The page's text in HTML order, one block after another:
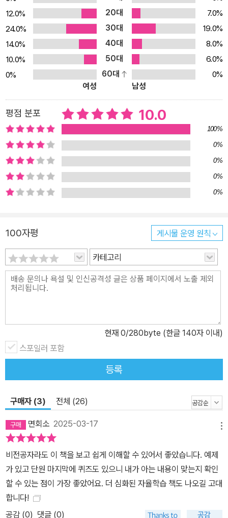
로 정리하고 싶은 분 - 개념보다는 실습 중심으로 배우는 게 좋은 분
[추천평] 무엇보다 군더더기 없이 간결하게 설명한 것이 가장 큰 장점
입니다. 프로그램 설치 과정도 복잡하지 않게 단계별로 친절하게 안
내하고, 단순히 이론만 나열하는 것이 아니라 직접 데이터베이스를
만들고 활용할 수 있도록 이론과 실습을 균형 있게 제공합니다. _이선
L을 배웠는데 따라가기 쉽고 이해도 잘 돼 기초를 다지기 정말 좋았
습니다. SQL로 데이터베이스를 다루는 경험을 하면서 SQL의 작동
방식을 자연스럽게 이해하게 됐습니다. _김세윤 처음엔 데이터베이
스 개념이 생소해 제대로 이해하고 있는 게 맞는지 확신이 안 섰는데
중반쯤 넘어가니 몸으로 익혀지는 것 같고 낯선 느낌도 조금씩 줄었
습니다. 앞으로도 이런 실습 위주의 입문서가 다양하게 나오면 좋겠
습니다. _김리연 프로그램 설치부터 파일 저장까지 모든 과정을 세세
하게 안내해 따라가기 좋고, 책 속의 내용과 내가 실습한 화면이 일치
적절한 주석과 간결한 예제로 풀어내 긴 학습 시간에도 몰입감을 유
과정에서 SQL 실력이 정말 많이 향상되는 것을 느꼈고, 덕분에 뿌듯
한 마음으로 즐겁게 학습할 수 있었습니다. 책의 설명이 매우 친절하
고 개념 정리도 탁월하게 잘 돼 있어 SQL 입문자뿐만 아니라 복습을
12.0%
20대
7.0%
24.0%
30대
19.0%
14.0%
40대
8.0%
10.0%
50대
6.0%
0%
60대
0%
여성
남성
평점 분포 10.0
100%
0%
0%
0%
0%
100자평 게시물 운영 원칙
카테고리
현재 0/280byte (한글 140자 이내)
스포일러 포함
등록
구매자 (3) 전체 (26)
면회소 2025-03-17
비전공자라도 이 책을 보고 쉽게 이해할 수 있어서 좋았습니다. 예제
가 있고 단원 마지막에 퀴즈도 있으니 내가 아는 내용이 맞는지 확인
할 수 있는 점이 가장 좋았어요. 더 심화된 자율학습 책도 나오길 고대
합니다!
공감 (0) 댓글 (0)